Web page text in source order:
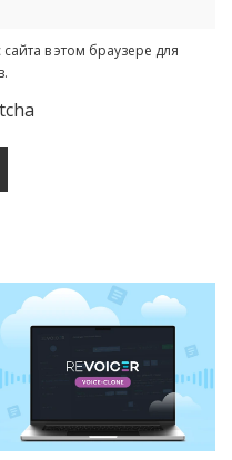
в этом браузере для